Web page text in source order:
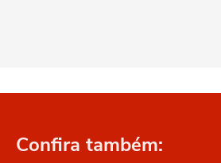
Confira também: